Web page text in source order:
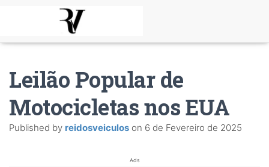
Leilão Popular de
Motocicletas nos EUA
Published by reidosveiculos on 6 de Fevereiro de 2025
Ads